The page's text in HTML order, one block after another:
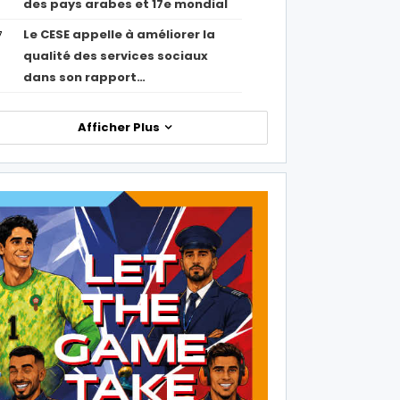
des pays arabes et 17e mondial
Le CESE appelle à améliorer la
qualité des services sociaux
dans son rapport…
Afficher Plus